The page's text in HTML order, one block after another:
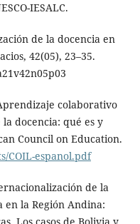
IESALC.
de la docencia en
42(05), 23–35.
colaborativo
docencia: qué es y
Council on Education.
COIL-espanol.pdf
de la
la Región Andina: